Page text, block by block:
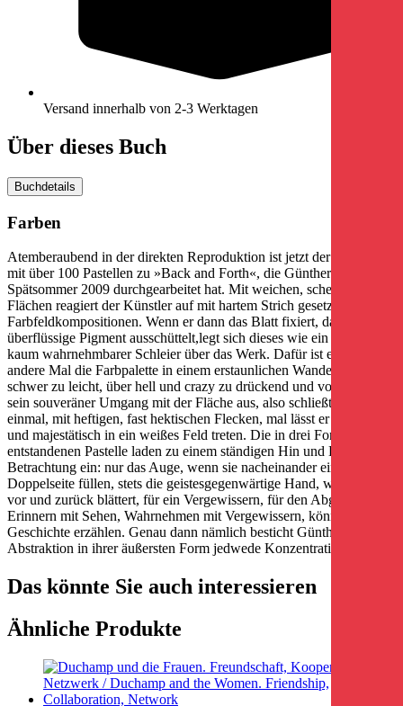
Versand innerhalb von 2-3 Werktagen
Über dieses Buch
Buchdetails
Farben
Atemberaubend in der direkten Reproduktion ist jetzt der Folgeband
mit über 100 Pastellen zu »Back and Forth«, die Günther Förg im
Spätsommer 2009 durchgearbeitet hat. Mit weichen, schemenhaften
Flächen reagiert der Künstler auf mit hartem Strich gesetzte
Farbfeldkompositionen. Wenn er dann das Blatt fixiert, das
überflüssige Pigment ausschüttelt,legt sich dieses wie ein leichter,
kaum wahrnehmbarer Schleier über das Werk. Dafür ist ein ums
andere Mal die Farbpalette in einem erstaunlichen Wandel von
schwer zu leicht, über hell und crazy zu drückend und voll. So sieht
sein souveräner Umgang mit der Fläche aus, also schließt er sie
einmal, mit heftigen, fast hektischen Flecken, mal lässt er diese ruhig
und majestätisch in ein weißes Feld treten. Die in drei Formaten
entstandenen Pastelle laden zu einem ständigen Hin und Her in der
Betrachtung ein: nur das Auge, wenn sie nacheinander eine
Doppelseite füllen, stets die geistesgegenwärtige Hand, wenn diese
vor und zurück blättert, für ein Vergewissern, für den Abgleich von
Erinnern mit Sehen, Wahrnehmen mit Vergewissern, könnte ihre
Geschichte erzählen. Genau dann nämlich besticht Günther Förgs
Abstraktion in ihrer äußersten Form jedwede Konzentration.
Das könnte Sie auch interessieren
Ähnliche Produkte